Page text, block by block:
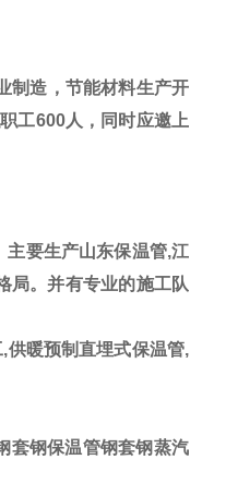
制造，节能材料生产开
工600人，同时应邀上
要生产山东保温管,江
局。并有专业的施工队
供暖预制直埋式保温管,
套钢保温管钢套钢蒸汽